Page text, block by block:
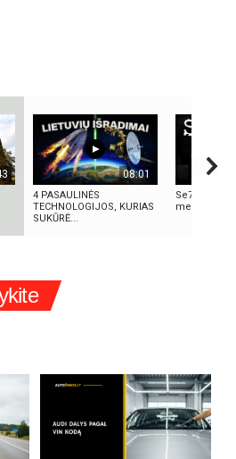
08:01
4 PASAULINĖS
TECHNOLOGIJOS, KURIAS
SUKŪRĖ...
Se7en – kai
meno